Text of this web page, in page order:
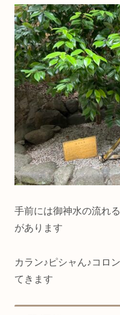
手前には御神水の流れ
があります
カラン♪ピシャん♪コロ
てきます